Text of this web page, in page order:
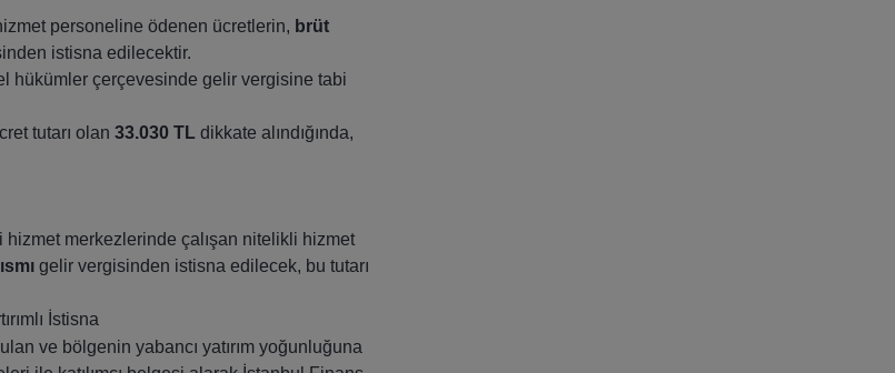
personeline ödenen ücretlerin, brüt
istisna edilecektir.
hükümler çerçevesinde gelir vergisine tabi
tutarı olan 33.030 TL dikkate alındığında,
merkezlerinde çalışan nitelikli hizmet
gelir vergisinden istisna edilecek, bu tutarı
İstisna
ve bölgenin yabancı yatırım yoğunluğuna